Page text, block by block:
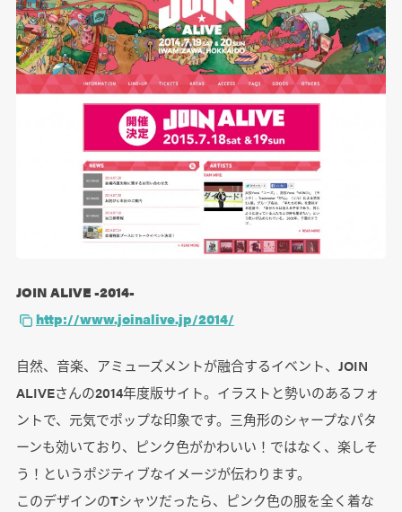
JOIN ALIVE -2014-
http://www.joinalive.jp/2014/
自然、音楽、アミューズメントが融合するイベント、JOIN
ALIVEさんの2014年度版サイト。イラストと勢いのあるフォ
ントで、元気でポップな印象です。三角形のシャープなパタ
ーンも効いており、ピンク色がかわいい！ではなく、楽しそ
う！というポジティブなイメージが伝わります。
このデザインのTシャツだったら、ピンク色の服を全く着な